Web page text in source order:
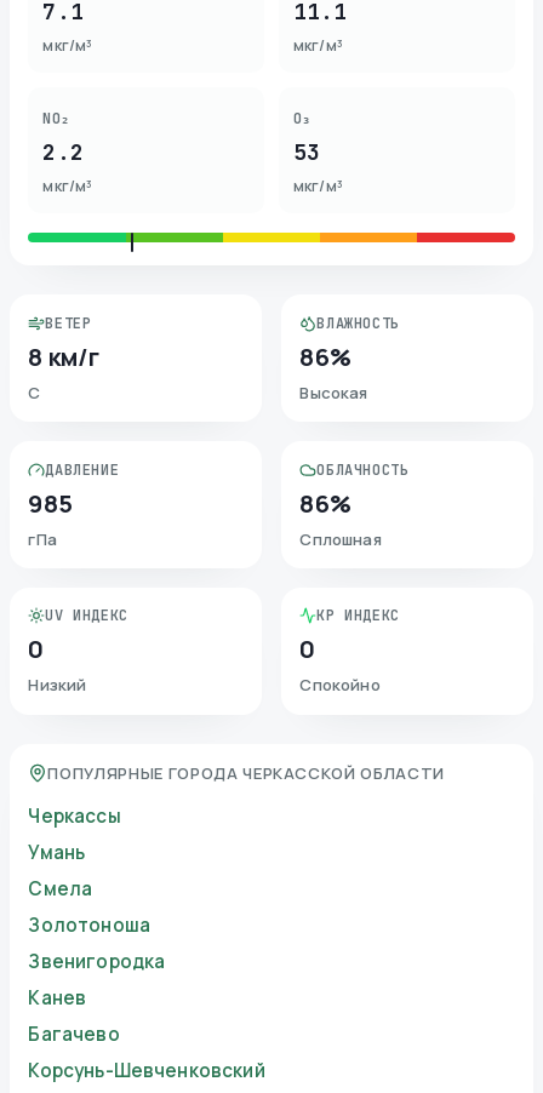
7.1
мкг/м³
11.1
мкг/м³
NO₂
2.2
мкг/м³
O₃
53
мкг/м³
ВЕТЕР
8 км/г
С
ВЛАЖНОСТЬ
86%
Высокая
ДАВЛЕНИЕ
985
гПа
ОБЛАЧНОСТЬ
86%
Сплошная
UV ИНДЕКС
0
Низкий
KP ИНДЕКС
0
Спокойно
ПОПУЛЯРНЫЕ ГОРОДА ЧЕРКАССКОЙ ОБЛАСТИ
Черкассы
Умань
Смела
Золотоноша
Звенигородка
Канев
Багачево
Корсунь-Шевченковский